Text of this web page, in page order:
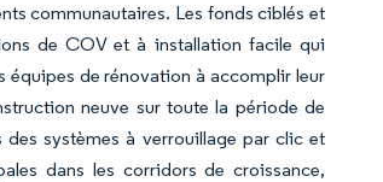
communautaires. Les fonds ciblés et
de COV et à installation facile qui
équipes de rénovation à accomplir leur
neuve sur toute la période de
systèmes à verrouillage par clic et
dans les corridors de croissance,